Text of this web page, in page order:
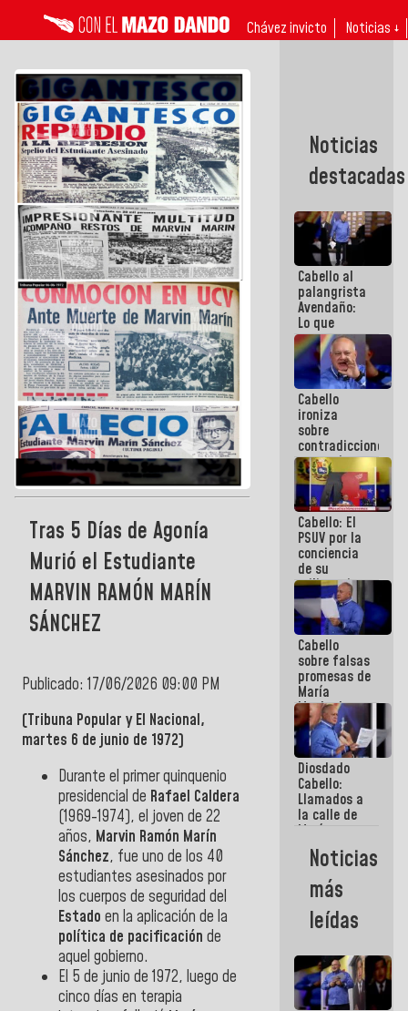
Chávez invicto Noticias ↓
Tras 5 Días de Agonía
Murió el Estudiante
MARVIN RAMÓN MARÍN
SÁNCHEZ
Publicado: 17/06/2026 09:00 PM
(Tribuna Popular y El Nacional,
martes 6 de junio de 1972)
Durante el primer quinquenio
presidencial de Rafael Caldera
(1969-1974), el joven de 22
años, Marvin Ramón Marín
Sánchez, fue uno de los 40
estudiantes asesinados por
los cuerpos de seguridad del
Estado en la aplicación de la
política de pacificación de
aquel gobierno.
El 5 de junio de 1972, luego de
cinco días en terapia
Noticias
destacadas
Cabello al
palangrista
Avendaño:
Lo que
vayas a
escribir
hazlo hoy
por que no
sabemos si
la semana
que viene
hay
programa
Cabello
ironiza
sobre
contradicciones
y mentiras
de María
Machado:
¡Créanle!
Cabello: El
PSUV por la
conciencia
de su
militancia
es la
organización
política más
sólida de
Venezuela
Cabello
sobre falsas
promesas de
María
Machado:
¿Quién le
puede creer?
¿Y la gente
que ella iba
a salvar en
La Guaira?
Diosdado
Cabello:
Llamados a
la calle de
María
Machado se
estrellaron
de frente
contra el
Pueblo
Noticias
más
leídas